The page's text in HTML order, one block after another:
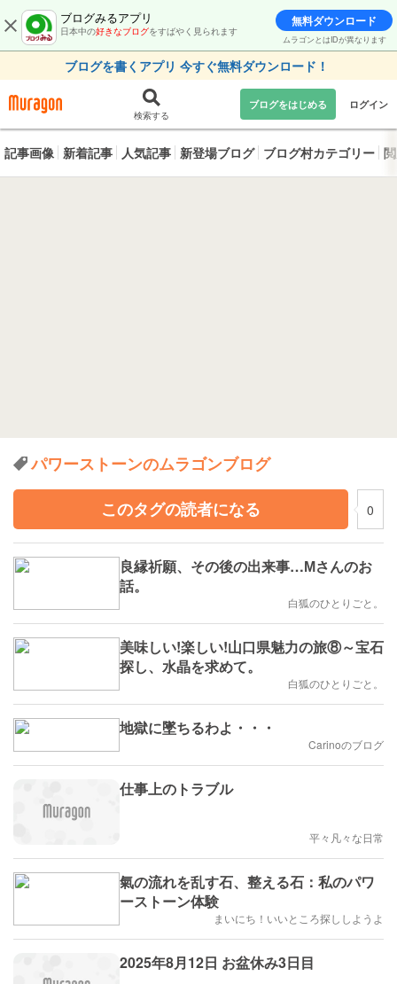
ブログみるアプリ
日本中の好きなブログをすばやく見られます
無料ダウンロード
ムラゴンとはIDが異なります
ブログを書くアプリ 今すぐ無料ダウンロード！
検索する
ブログをはじめる ログイン
記事画像 新着記事 人気記事 新登場ブログ ブログ村カテゴリー
パワーストーンのムラゴンブログ
このタグの読者になる
0
良縁祈願、その後の出来事…Мさんのお
話。
白狐のひとりごと。
美味しい!楽しい!山口県魅力の旅⑧～宝石
探し、水晶を求めて。
白狐のひとりごと。
地獄に墜ちるわよ・・・
Carinoのブログ
仕事上のトラブル
平々凡々な日常
氣の流れを乱す石、整える石：私のパワ
ーストーン体験
まいにち！いいところ探ししようよ
2025年8月12日 お盆休み3日目